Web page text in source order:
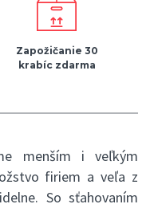
Zapožičanie 30
krabíc zdarma
menším i veľkým
firiem a veľa z
So sťahovaním